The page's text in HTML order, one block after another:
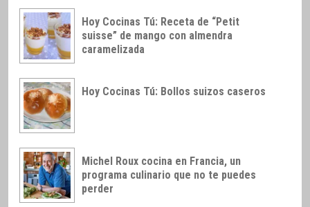
Hoy Cocinas Tú: Receta de “Petit
suisse” de mango con almendra
caramelizada
Hoy Cocinas Tú: Bollos suizos caseros
Michel Roux cocina en Francia, un
programa culinario que no te puedes
perder